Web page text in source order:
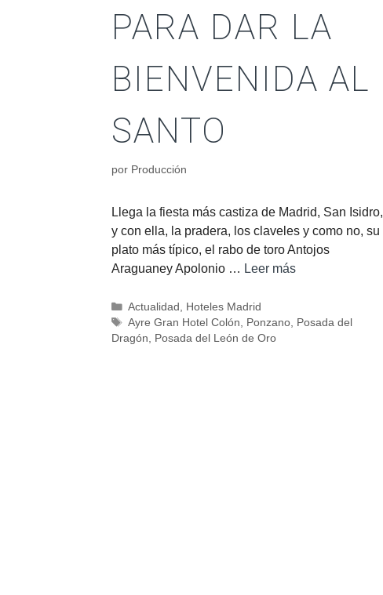
PARA DAR LA
BIENVENIDA AL
SANTO
por Producción
Llega la fiesta más castiza de Madrid, San Isidro,
y con ella, la pradera, los claveles y como no, su
plato más típico, el rabo de toro Antojos
Araguaney Apolonio … Leer más
Actualidad
Hoteles Madrid
Ayre Gran Hotel Colón
Ponzano
Posada del
Dragón
Posada del León de Oro